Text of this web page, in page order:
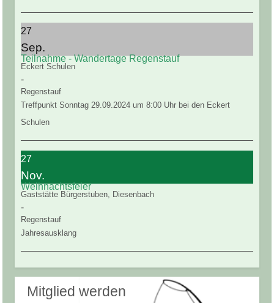
27
Sep.
Teilnahme - Wandertage Regenstauf
Eckert Schulen
-
Regenstauf
Treffpunkt Sonntag 29.09.2024 um 8:00 Uhr bei den Eckert
Schulen
27
Nov.
Weihnachtsfeier
Gaststätte Bürgerstuben, Diesenbach
-
Regenstauf
Jahresausklang
Mitglied werden